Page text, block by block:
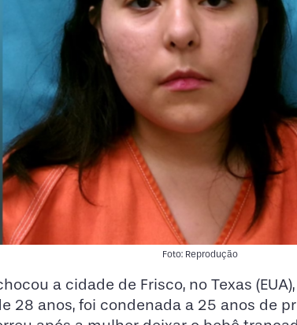
Foto: Reprodução
a cidade de Frisco, no Texas
28 anos, foi condenada a 25 anos de